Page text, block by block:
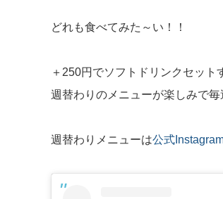
どれも食べてみた～い！！
＋250円でソフトドリンクセット
週替わりのメニューが楽しみで
週替わりメニューは公式